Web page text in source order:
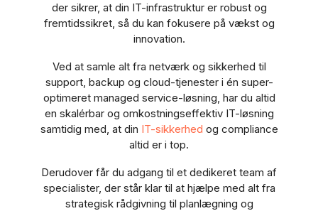
der sikrer, at din IT-infrastruktur er robust og
fremtidssikret, så du kan fokusere på vækst og
innovation.
Ved at samle alt fra netværk og sikkerhed til
support, backup og cloud-tjenester i én super-
optimeret managed service-løsning, har du altid
en skalérbar og omkostningseffektiv IT-løsning
samtidig med, at din IT-sikkerhed og compliance
altid er i top.
Derudover får du adgang til et dedikeret team af
specialister, der står klar til at hjælpe med alt fra
strategisk rådgivning til planlægning og